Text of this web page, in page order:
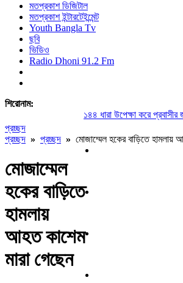
মতপ্রকাশ ডিজিটাল
মতপ্রকাশ ইন্টারটেইন্মেন্ট
Youth Bangla Tv
ছবি
ভিডিও
Radio Dhoni 91.2 Fm
শিরোনাম:
১৪৪ ধারা উপেক্ষা করে প্রবাসীর
প্রচ্ছদ
প্রচ্ছদ » প্রচ্ছদ » মোজাম্মেল হকের বাড়িতে হামলায়
মোজাম্মেল
হকের বাড়িতে
হামলায়
আহত কাশেম
মারা গেছেন